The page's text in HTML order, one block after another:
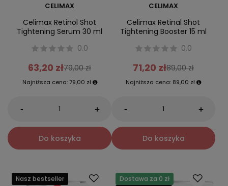
CELIMAX
Celimax Retinol Shot
Tightening Serum 30 ml
0.0
63,20 zł79,00 zł
Najniższa cena: 79,00 zł
- +
Do koszyka
CELIMAX
Celimax Retinal Shot
Tightening Booster 15 ml
0.0
71,20 zł89,00 zł
Najniższa cena: 89,00 zł
- +
Do koszyka
Nasz bestseller
Dostawa za 0 zł